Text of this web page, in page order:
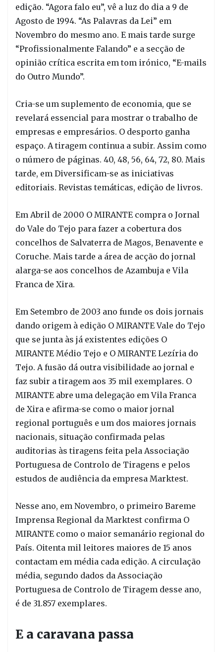
edição. “Agora falo eu”, vê a luz do dia a 9 de
Agosto de 1994. “As Palavras da Lei” em
Novembro do mesmo ano. E mais tarde surge
“Profissionalmente Falando” e a secção de
opinião crítica escrita em tom irónico, “E-mails
do Outro Mundo”.
Cria-se um suplemento de economia, que se
revelará essencial para mostrar o trabalho de
empresas e empresários. O desporto ganha
espaço. A tiragem continua a subir. Assim como
o número de páginas. 40, 48, 56, 64, 72, 80. Mais
tarde, em Diversificam-se as iniciativas
editoriais. Revistas temáticas, edição de livros.
Em Abril de 2000 O MIRANTE compra o Jornal
do Vale do Tejo para fazer a cobertura dos
concelhos de Salvaterra de Magos, Benavente e
Coruche. Mais tarde a área de acção do jornal
alarga-se aos concelhos de Azambuja e Vila
Franca de Xira.
Em Setembro de 2003 ano funde os dois jornais
dando origem à edição O MIRANTE Vale do Tejo
que se junta às já existentes edições O
MIRANTE Médio Tejo e O MIRANTE Lezíria do
Tejo. A fusão dá outra visibilidade ao jornal e
faz subir a tiragem aos 35 mil exemplares. O
MIRANTE abre uma delegação em Vila Franca
de Xira e afirma-se como o maior jornal
regional português e um dos maiores jornais
nacionais, situação confirmada pelas
auditorias às tiragens feita pela Associação
Portuguesa de Controlo de Tiragens e pelos
estudos de audiência da empresa Marktest.
Nesse ano, em Novembro, o primeiro Bareme
Imprensa Regional da Marktest confirma O
MIRANTE como o maior semanário regional do
País. Oitenta mil leitores maiores de 15 anos
contactam em média cada edição. A circulação
média, segundo dados da Associação
Portuguesa de Controlo de Tiragem desse ano,
é de 31.857 exemplares.
E a caravana passa